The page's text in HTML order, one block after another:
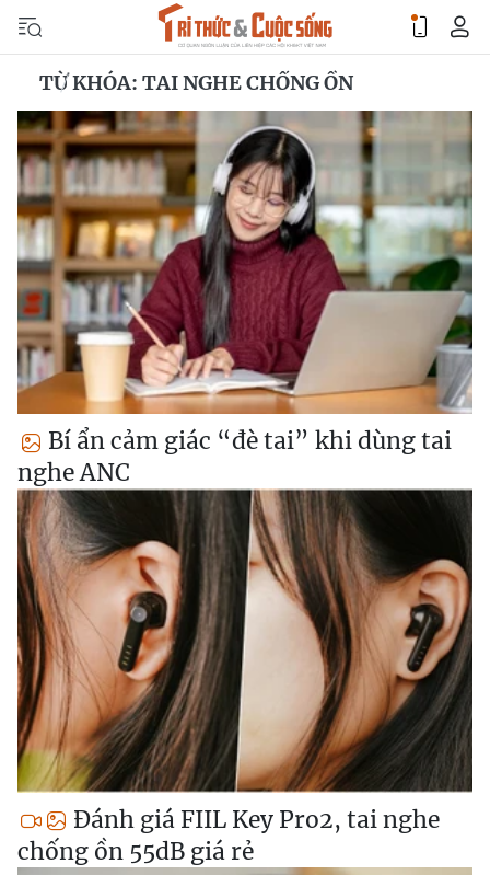
TỪ KHÓA: TAI NGHE CHỐNG ỒN
Bí ẩn cảm giác “đè tai” khi dùng tai
nghe ANC
Đánh giá FIIL Key Pro2, tai nghe
chống ồn 55dB giá rẻ